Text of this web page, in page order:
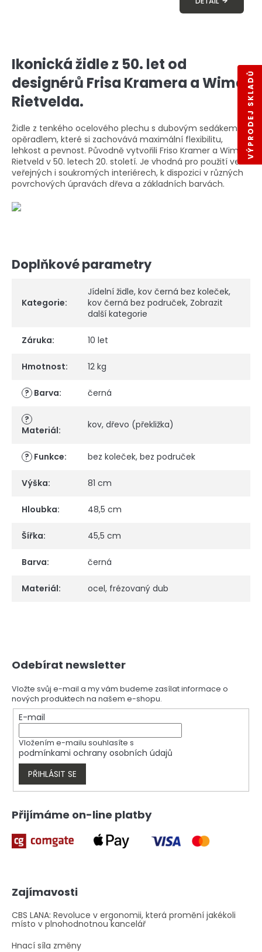
Ikonická židle z 50. let od
designérů Frisa Kramera a Wima
Rietvelda.
Židle z tenkého ocelového plechu s dubovým sedákem a
opěradlem, které si zachovává maximální flexibilitu,
lehkost a pevnost. Původně vytvořili Friso Kramer a Wim
Rietveld v 50. letech 20. století. Je vhodná pro použití ve
veřejných i soukromých interiérech, k dispozici v různých
povrchových úpravách dřeva a základních barvách.
Doplňkové parametry
Kategorie:
Jídelní židle, kov černá bez koleček,
kov černá bez područek, Zobrazit
další kategorie
Záruka: 10 let
Hmotnost: 12 kg
? Barva: černá
?
Materiál: kov, dřevo (překližka)
? Funkce: bez koleček, bez područek
Výška: 81 cm
Hloubka: 48,5 cm
Šířka: 45,5 cm
Barva: černá
Materiál: ocel, frézovaný dub
Odebírat newsletter
Vložte svůj e-mail a my vám budeme zasílat informace o
nových produktech na našem e-shopu.
E-mail
Vložením e-mailu souhlasíte s
podmínkami ochrany osobních údajů
PŘIHLÁSIT SE
Přijímáme on-line platby
Zajímavosti
CBS LANA: Revoluce v ergonomii, která promění jakékoli
místo v plnohodnotnou kancelář
Hnací síla změny
VÝPRODEJ SKLADŮ